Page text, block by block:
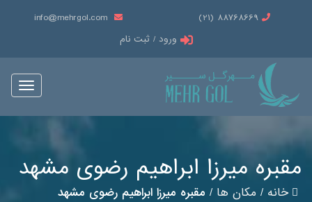
88768669 (21)
info@mehrgol.com
ورود / ثبت نام
Toggle
مقبره میرزا ابراهیم رضوی مشهد
خانه/ مکان ها/ مقبره میرزا ابراهیم رضوی مشهد